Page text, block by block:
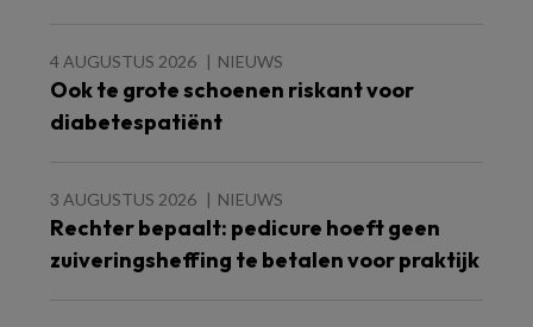
4 AUGUSTUS 2026 NIEUWS
Ook te grote schoenen riskant voor
diabetespatiënt
3 AUGUSTUS 2026 NIEUWS
Rechter bepaalt: pedicure hoeft geen
zuiveringsheffing te betalen voor praktijk